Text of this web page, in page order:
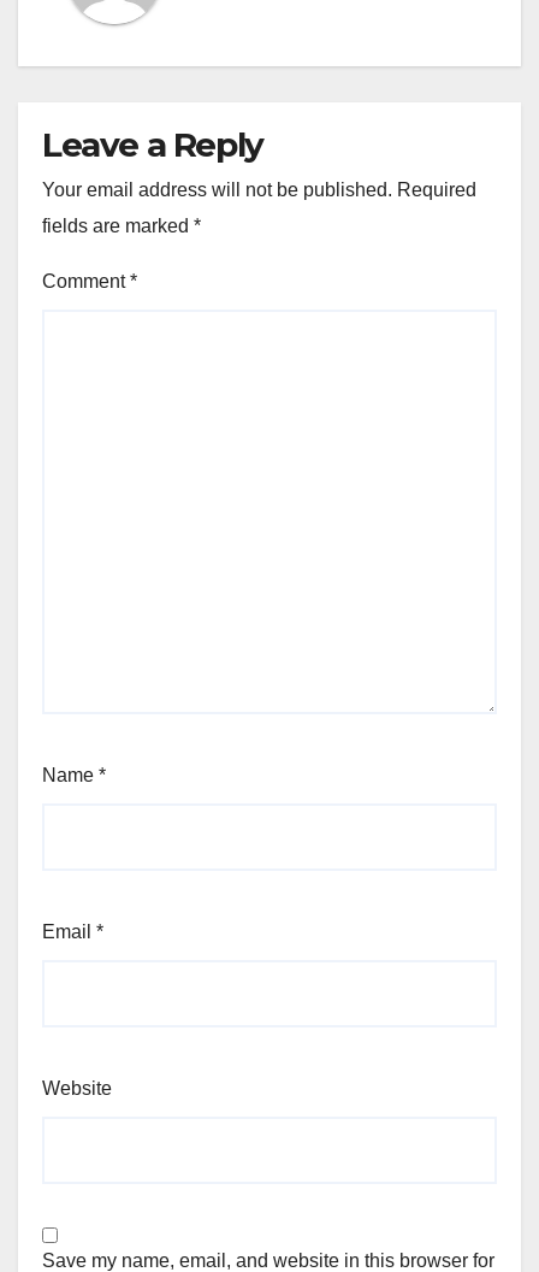
Leave a Reply
Your email address will not be published. Required
fields are marked *
Comment*
Name *
Email *
Website
Save my name, email, and website in this browser for